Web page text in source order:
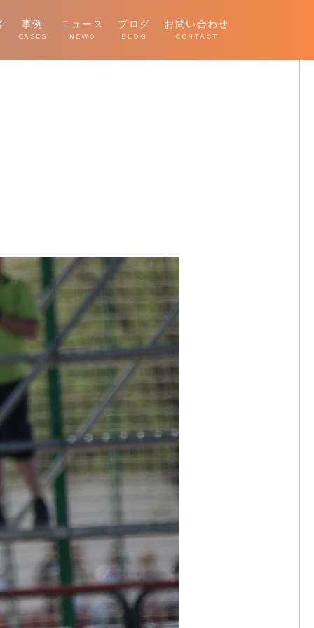
事例
CASES
ニュース
NEWS
ブログ
BLOG
お問い合わせ
CONTACT